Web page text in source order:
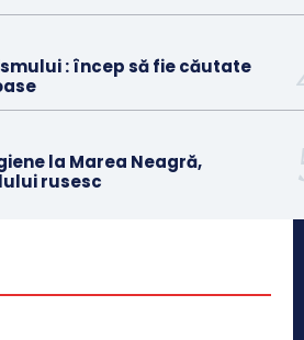
: încep să fie căutate
la Marea Neagră,
rusesc